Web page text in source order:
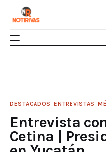
SHARE
Economía
Finanzas
DESTACADOS ENTREVISTAS
Entrevista
Cetina |